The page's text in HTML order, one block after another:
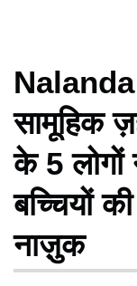
Nalanda
सामूहिक
के 5 लोगों
बच्चियों
नाज़ुक